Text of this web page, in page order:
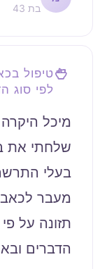
בת 43
טיפול
לפי סוג
מעבר
תזונה על
הדברים